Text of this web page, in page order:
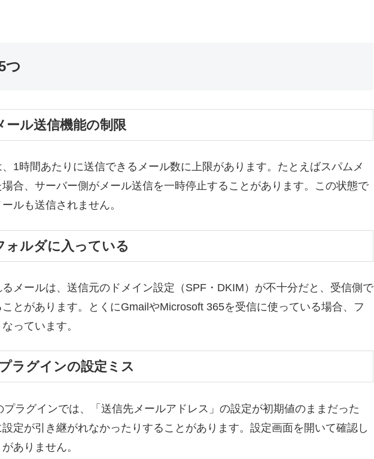
つ
ール送信機能の制限
1時間あたりに送信できるメール数に上限があります。たとえばスパムメ
合、サーバー側がメール送信を一時停止することがあります。この状態で
ルも送信されません。
ォルダに入っている
メールは、送信元のドメイン設定（SPF・DKIM）が不十分だと、受信側で
とがあります。とくにGmailやMicrosoft 365を受信に使っている場合、フ
っています。
ラグインの設定ミス
ラグインでは、「送信先メールアドレス」の設定が初期値のままだった
定が引き継がれなかったりすることがあります。設定画面を開いて確認し
ありません。